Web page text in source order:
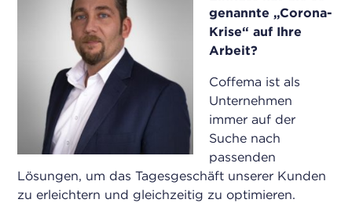
genannte „Corona-
Krise“ auf Ihre
Arbeit?
Coffema ist als
Unternehmen
immer auf der
Suche nach
passenden
Lösungen, um das Tagesgeschäft unserer Kunden
zu erleichtern und gleichzeitig zu optimieren.